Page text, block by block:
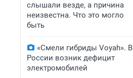
слышали везде, а причина
неизвестна. Что это могло
быть
«Смели гибриды Voyah». В
России возник дефицит
электромобилей